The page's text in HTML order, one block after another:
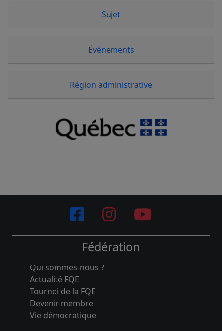
Sujet
Évènements
Région administrative
Fédération
Qui sommes-nous ?
Actualité FQE
Tournoi de la FQE
Devenir membre
Vie démocratique